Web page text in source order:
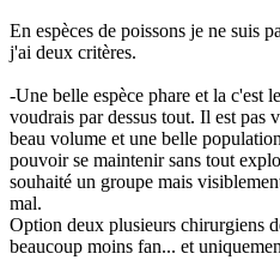
En espèces de poissons je ne suis
j'ai deux critères.
-Une belle espèce phare et la c'est
voudrais par dessus tout. Il est pas
beau volume et une belle
pouvoir se maintenir sans tout
souhaité un groupe mais
mal.
Option deux plusieurs chirurgiens
beaucoup moins fan... et